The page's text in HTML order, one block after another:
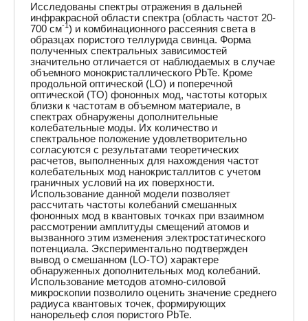
Исследованы спектры отражения в дальней
инфракрасной области спектра (область частот 20-
700 см-1) и комбинационного рассеяния света в
образцах пористого теллурида свинца. Форма
полученных спектральных зависимостей
значительно отличается от наблюдаемых в случае
объемного монокристаллического PbTe. Кроме
продольной оптической (LO) и поперечной
оптической (TO) фононных мод, частоты которых
близки к частотам в объемном материале, в
спектрах обнаружены дополнительные
колебательные моды. Их количество и
спектральное положение удовлетворительно
согласуются с результатами теоретических
расчетов, выполненных для нахождения частот
колебательных мод нанокристаллитов с учетом
граничных условий на их поверхности.
Использование данной модели позволяет
рассчитать частоты колебаний смешанных
фононных мод в квантовых точках при взаимном
рассмотрении амплитуды смещений атомов и
вызванного этим изменения электростатического
потенциала. Экспериментально подтвержден
вывод о смешанном (LO-TO) характере
обнаруженных дополнительных мод колебаний.
Использование методов атомно-силовой
микроскопии позволило оценить значение среднего
радиуса квантовых точек, формирующих
нанорельеф слоя пористого PbTe.